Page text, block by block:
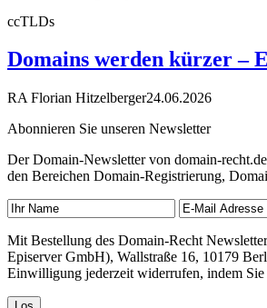
ccTLDs
Domains werden kürzer –
RA Florian Hitzelberger24.06.2026
Abonnieren Sie unseren Newsletter
Der Domain-Newsletter von domain-
den Bereichen Domain-Registrierung,
Mit Bestellung des Domain-Recht
Episerver GmbH), Wallstraße 16, 10179
Einwilligung jederzeit widerrufen, indem